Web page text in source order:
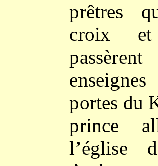
prêtres
croix
portes du
prince
l’église